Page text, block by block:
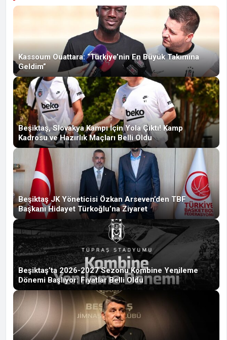
Kassoum Ouattara: “Türkiye’nin En Büyük Takımına
Geldim”
Beşiktaş, Slovakya Kampı İçin Yola Çıktı! Kamp
Kadrosu ve Hazırlık Maçları Belli Oldu
Beşiktaş JK Yöneticisi Özkan Arseven’den TBF
Başkanı Hidayet Türkoğlu’na Ziyaret
Beşiktaş’ta 2026-2027 Sezonu Kombine Yenileme
Dönemi Başlıyor: Fiyatlar Belli Oldu